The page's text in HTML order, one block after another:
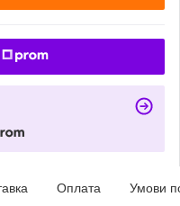
Оплата Умови